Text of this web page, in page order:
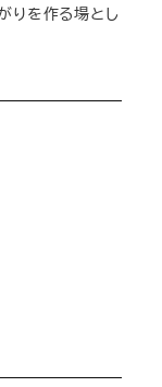
りを作る場とし